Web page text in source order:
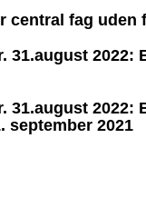
central fag uden
2022:
2022:
september 2021